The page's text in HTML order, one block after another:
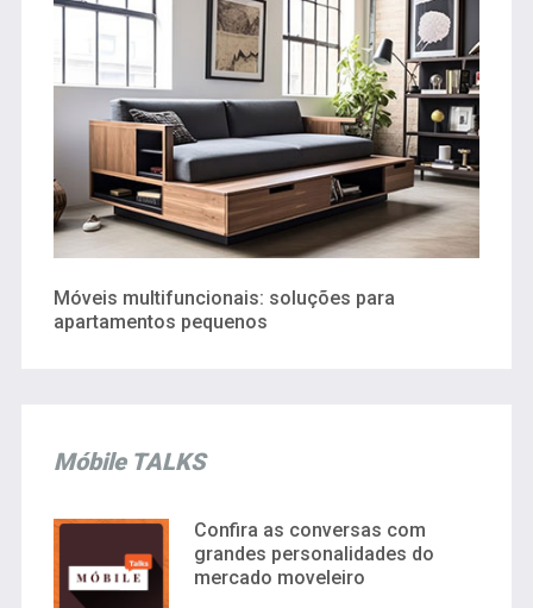
Móveis multifuncionais: soluções para
apartamentos pequenos
Móbile TALKS
Confira as conversas com
grandes personalidades do
mercado moveleiro